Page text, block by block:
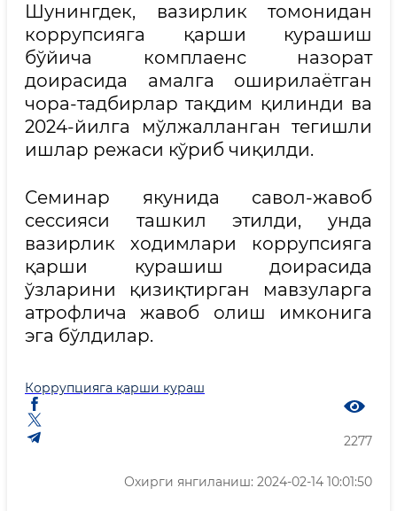
Шунингдек, вазирлик томонидан
коррупсияга қарши курашиш
бўйича комплаенс назорат
доирасида амалга оширилаётган
чора-тадбирлар тақдим қилинди ва
2024-йилга мўлжалланган тегишли
ишлар режаси кўриб чиқилди.
Семинар якунида савол-жавоб
сессияси ташкил этилди, унда
вазирлик ходимлари коррупсияга
қарши курашиш доирасида
ўзларини қизиқтирган мавзуларга
атрофлича жавоб олиш имконига
эга бўлдилар.
Коррупцияга қарши кураш
2277
Охирги янгиланиш: 2024-02-14 10:01:50